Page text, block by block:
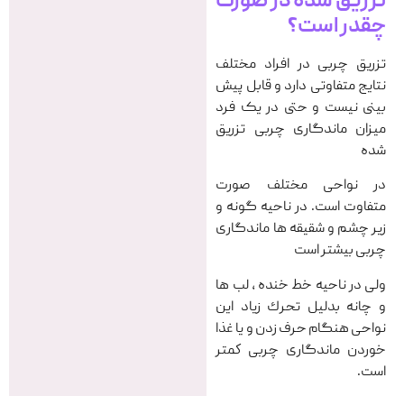
چقدر است؟
تزریق چربی در افراد مختلف
نتایج متفاوتی دارد و قابل پیش
بینی نیست و حتی در یک فرد
میزان ماندگاری چربی تزریق
شده
در نواحی مختلف صورت
متفاوت است. در ناحیه گونه و
زیر چشم و شقیقه ها ماندگاری
چربی بیشتر است
ولی در ناحیه خط خنده ، لب ها
و چانه بدليل تحرك زیاد اين
نواحی هنگام حرف زدن و يا غذا
خوردن ماندگاری چربی كمتر
است.